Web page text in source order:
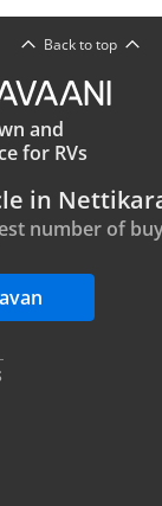
Back to top
and
for RVs
in
number of